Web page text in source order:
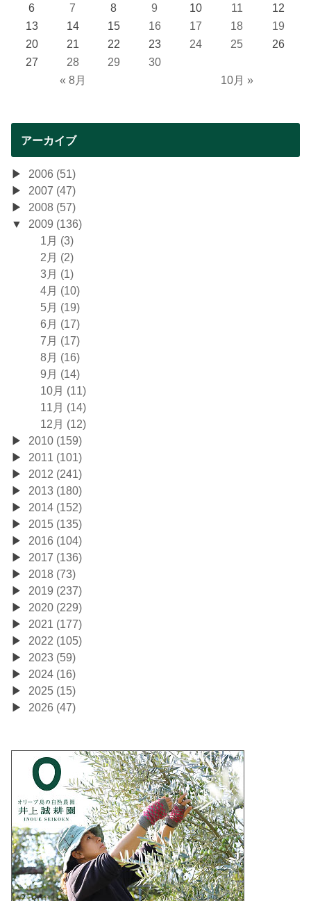
« 8月 10月 »
6
7 8 9 10 11
12
13
14 15 16 17 18
19
20
21 22 23 24 25
26
27
28 29 30
アーカイブ
2006 (51)
2007 (47)
2008 (57)
2009 (136)
1月 (3)
2月 (2)
3月 (1)
4月 (10)
5月 (19)
6月 (17)
7月 (17)
8月 (16)
9月 (14)
10月 (11)
11月 (14)
12月 (12)
2010 (159)
2011 (101)
2012 (241)
2013 (180)
2014 (152)
2015 (135)
2016 (104)
2017 (136)
2018 (73)
2019 (237)
2020 (229)
2021 (177)
2022 (105)
2023 (59)
2024 (16)
2025 (15)
2026 (47)